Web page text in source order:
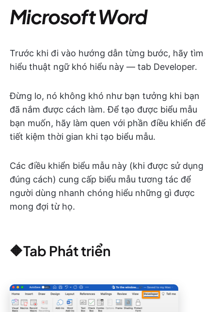
Microsoft Word
Trước khi đi vào hướng dẫn từng bước, hãy tìm
hiểu thuật ngữ khó hiểu này — tab Developer.
Đừng lo, nó không khó như bạn tưởng khi bạn
đã nắm được cách làm. Để tạo được biểu mẫu
bạn muốn, hãy làm quen với phần điều khiển để
tiết kiệm thời gian khi tạo biểu mẫu.
Các điều khiển biểu mẫu này (khi được sử dụng
đúng cách) cung cấp biểu mẫu tương tác để
người dùng nhanh chóng hiểu những gì được
mong đợi từ họ.
🔶Tab Phát triển